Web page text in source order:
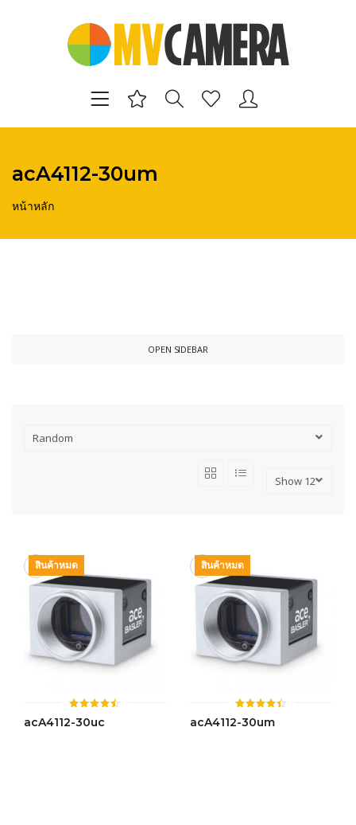
acA4112-30um
หน้าหลัก
OPEN SIDEBAR
สินค้าหมด
ให้
คะแนน
acA4112-30uc
สินค้าหมด
ให้
คะแนน
acA4112-30um